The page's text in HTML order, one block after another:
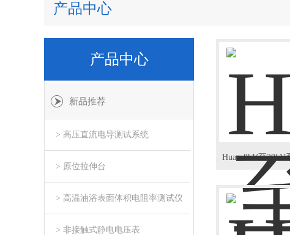
产品中心
产品中心
新品推荐
> 高压直流电导测试系统
> 原位拉伸台
> 高温油浴表面体积电阻率测试仪
> 非接触式静电电压表